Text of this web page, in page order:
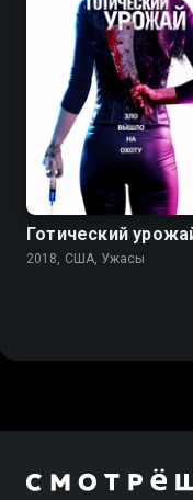
3.5
Готический
2018, США, Ужасы